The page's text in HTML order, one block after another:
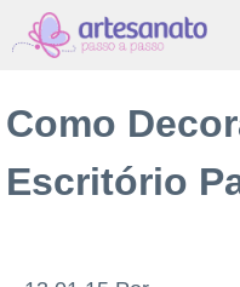
Pular
para
conteúdo
Como
Escritório